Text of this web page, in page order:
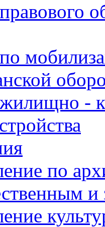
-
по
и